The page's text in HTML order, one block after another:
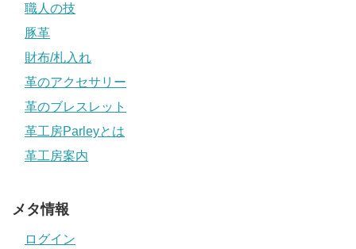
職人の技
豚革
財布/札入れ
革のアクセサリー
革のブレスレット
革工房Parleyとは
革工房案内
メタ情報
ログイン